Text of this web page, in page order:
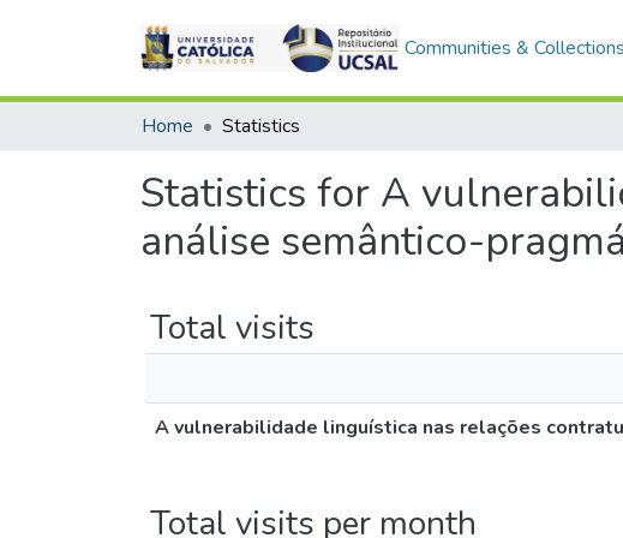
Communities & Collections
Home Statistics
Statistics for A
análise semântico-
Total visits
A vulnerabilidade linguística nas relações
Total visits per month